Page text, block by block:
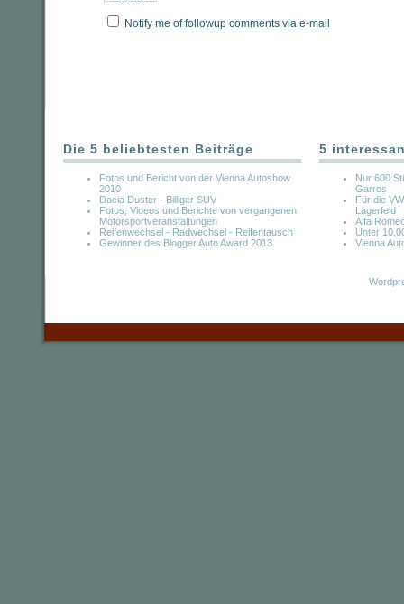
Notify me of followup comments via e-mail
Die 5 beliebtesten Beiträge
Fotos und Bericht von der Vienna Autoshow
2010
Dacia Duster - Billiger SUV
Fotos, Videos und Berichte von vergangenen
Motorsportveranstaltungen
Reifenwechsel - Radwechsel - Reifentausch
Gewinner des Blogger Auto Award 2013
5
Nur 600
Garros
Für die
Lagerfeld
Alfa
Unter
Vienna